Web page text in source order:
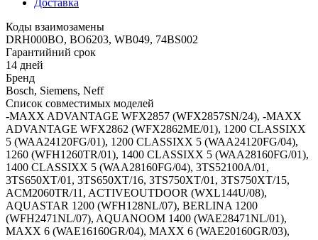
Коды взаимозамены
DRH000BO, BO6203, WB049, 74BS002
Гарантийний срок
14 дней
Бренд
Bosch, Siemens, Neff
Список совместимых моделей
-MAXX ADVANTAGE WFX2857 (WFX2857SN/24), -MAXX
ADVANTAGE WFX2862 (WFX2862ME/01), 1200 CLASSIXX
5 (WAA24120FG/01), 1200 CLASSIXX 5 (WAA24120FG/04),
1260 (WFH1260TR/01), 1400 CLASSIXX 5 (WAA28160FG/01),
1400 CLASSIXX 5 (WAA28160FG/04), 3TS52100A/01,
3TS650XT/01, 3TS650XT/16, 3TS750XT/01, 3TS750XT/15,
ACM2060TR/11, ACTIVEOUTDOOR (WXL144U/08),
AQUASTAR 1200 (WFH128NL/07), BERLINA 1200
(WFH2471NL/07), AQUANOOM 1400 (WAE28471NL/01),
MAXX 6 (WAE16160GR/04), MAXX 6 (WAE20160GR/03),